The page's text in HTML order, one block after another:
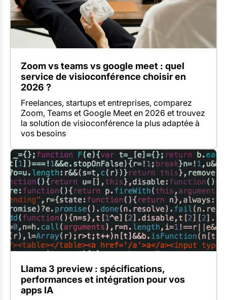
Zoom vs teams vs google meet : quel
service de visioconférence choisir en
2026 ?
Freelances, startups et entreprises, comparez
Zoom, Teams et Google Meet en 2026 et trouvez
la solution de visioconférence la plus adaptée à
vos besoins
Llama 3 preview : spécifications,
performances et intégration pour vos
apps IA